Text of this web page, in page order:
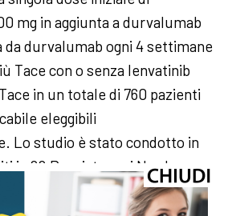
mg in aggiunta a durvalumab
da durvalumab ogni 4 settimane
Tace con o senza lenvatinib
in un totale di 760 pazienti
eleggibili
Lo studio è stato condotto in
in 22 Paesi, tra cui Nord
Sud America e Asia.